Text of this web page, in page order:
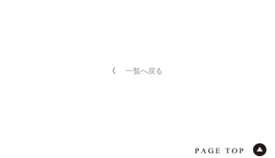
一覧へ戻る